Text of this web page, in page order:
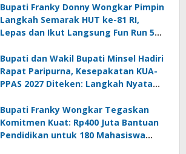
Bupati Franky Donny Wongkar Pimpin
Langkah Semarak HUT ke-81 RI,
Lepas dan Ikut Langsung Fun Run 5
Bupati dan Wakil Bupati Minsel Hadiri
Rapat Paripurna, Kesepakatan KUA-
PPAS 2027 Diteken: Langkah Nyata
Bupati Franky Wongkar Tegaskan
Komitmen Kuat: Rp400 Juta Bantuan
Pendidikan untuk 180 Mahasiswa